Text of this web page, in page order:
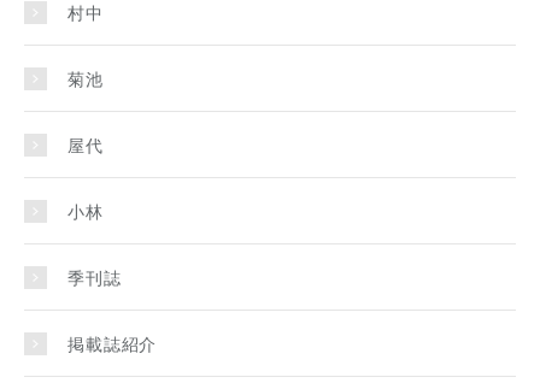
村中
菊池
屋代
小林
季刊誌
掲載誌紹介